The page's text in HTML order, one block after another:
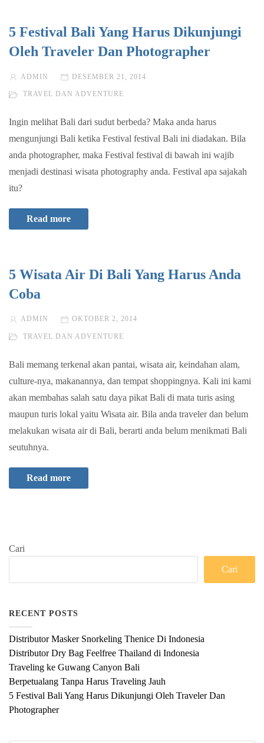
5 Festival Bali Yang Harus Dikunjungi
Oleh Traveler Dan Photographer
ADMIN DESEMBER 21, 2014
TRAVEL DAN ADVENTURE
Ingin melihat Bali dari sudut berbeda? Maka anda harus
mengunjungi Bali ketika Festival festival Bali ini diadakan. Bila
anda photographer, maka Festival festival di bawah ini wajib
menjadi destinasi wisata photography anda. Festival apa sajakah
itu?
Read more
5 Wisata Air Di Bali Yang Harus Anda
Coba
ADMIN OKTOBER 2, 2014
TRAVEL DAN ADVENTURE
Bali memang terkenal akan pantai, wisata air, keindahan alam,
culture-nya, makanannya, dan tempat shoppingnya. Kali ini kami
akan membahas salah satu daya pikat Bali di mata turis asing
maupun turis lokal yaitu Wisata air. Bila anda traveler dan belum
melakukan wisata air di Bali, berarti anda belum menikmati Bali
seutuhnya.
Read more
Cari
Cari
RECENT POSTS
Distributor Masker Snorkeling Thenice Di Indonesia
Distributor Dry Bag Feelfree Thailand di Indonesia
Traveling ke Guwang Canyon Bali
Berpetualang Tanpa Harus Traveling Jauh
5 Festival Bali Yang Harus Dikunjungi Oleh Traveler Dan
Photographer